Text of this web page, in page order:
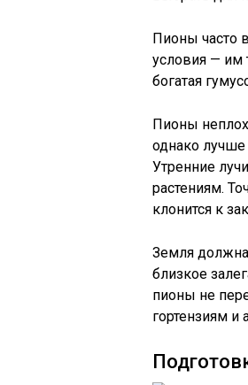
Пионы часто
условия — им
богатая
Пионы
однако лучше
Утренние
растениям.
клонится к
Земля должна
близкое
пионы не
гортензиям и